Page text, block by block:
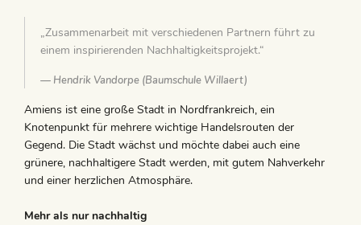
„Zusammenarbeit mit verschiedenen Partnern führt zu
einem inspirierenden Nachhaltigkeitsprojekt.“
Hendrik Vandorpe (Baumschule Willaert)
Amiens ist eine große Stadt in Nordfrankreich, ein
Knotenpunkt für mehrere wichtige Handelsrouten der
Gegend. Die Stadt wächst und möchte dabei auch eine
grünere, nachhaltigere Stadt werden, mit gutem Nahverkehr
und einer herzlichen Atmosphäre.
Mehr als nur nachhaltig